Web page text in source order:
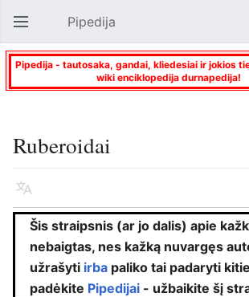
Atverti pagrindinį meniu Pipedija
Pipedija - tautosaka, gandai, kliedesiai ir jokios
wiki enciklopedija durnapedija!
Ruberoidai
Kalba
Šis straipsnis (ar jo dalis) apie
nebaigtas, nes kažką nuvargęs
užrašyti irba paliko tai padaryti
padėkite Pipedijai - užbaikite šį